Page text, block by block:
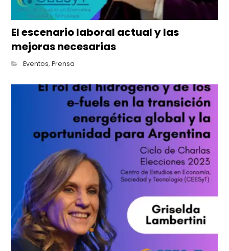
El escenario laboral actual y las
mejoras necesarias
Eventos,Prensa